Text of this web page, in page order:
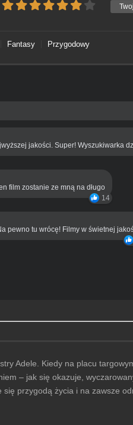
Fantasy Przygodowy
jakości. Super! Wyszukiwarka
film zostanie ze mną na długo
14
pewno tu wrócę! Filmy w świetnej
Adele. Kiedy na placu
– jak się okazuje,
przygodą życia i na zawsze